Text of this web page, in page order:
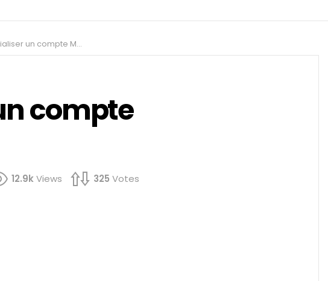
un compte Messenger ?
compte
12.9kViews 325 Votes